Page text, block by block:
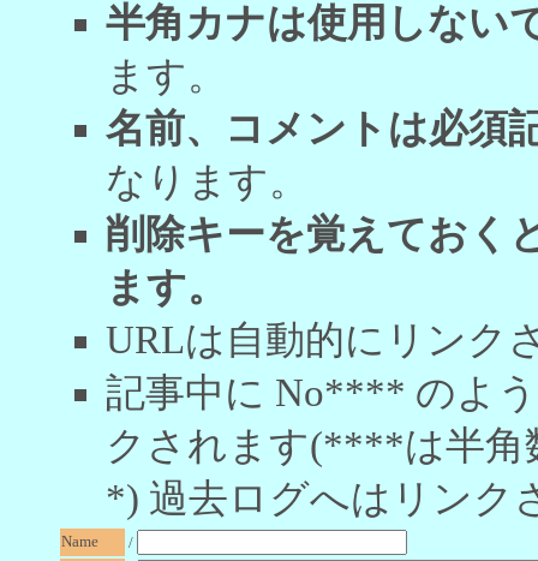
半角カナは使用しない
ます。
名前、コメントは必須
なります。
削除キーを覚えておく
ます。
URLは自動的にリンク
記事中に No**** のよ
クされます(****は半角
*) 過去ログへはリンク
Name
/